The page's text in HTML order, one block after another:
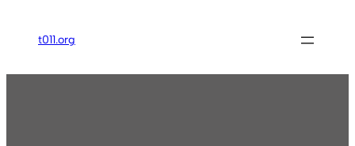
ス
t011.org